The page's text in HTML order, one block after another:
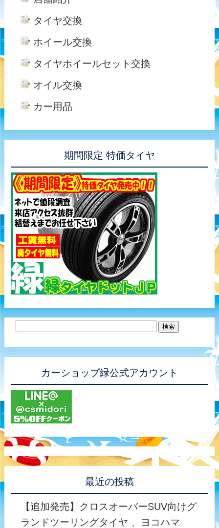
タイヤ交換
ホイール交換
タイヤホイールセット交換
オイル交換
カー用品
期間限定 特価タイヤ
カーショップ緑公式アカウント
最近の投稿
【追加発売】クロスオーバーSUV向けグ
ランドツーリングタイヤ 、ヨコハマ